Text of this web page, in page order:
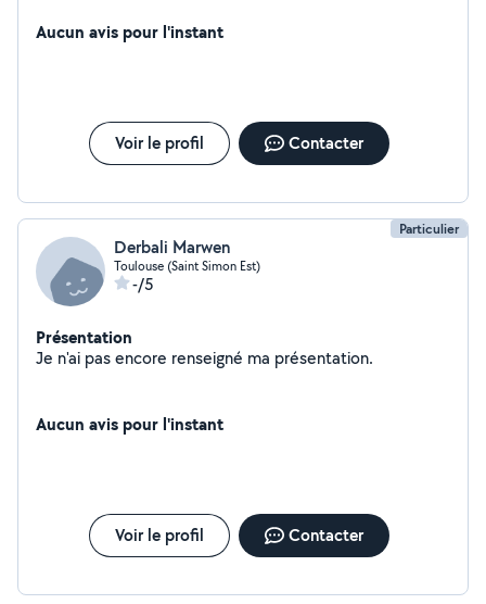
me suis réorienté dans l'entrepreneuriat.
Aucun avis pour l'instant
Voir le profil Contacter
Particulier
Derbali Marwen
Toulouse (Saint Simon Est)
-/5
Présentation
Je n'ai pas encore renseigné ma présentation.
Aucun avis pour l'instant
Voir le profil Contacter